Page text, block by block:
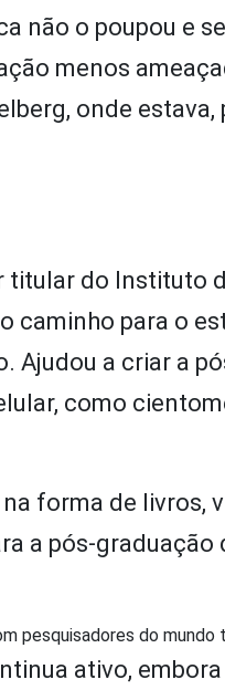
não o poupou e
menos
onde
titular do Instituto
caminho para o
a criar a
como
forma de livros,
a pós-
pesquisadores do mundo
ativo,